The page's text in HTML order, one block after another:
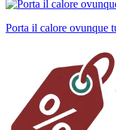
Porta il calore ovunque